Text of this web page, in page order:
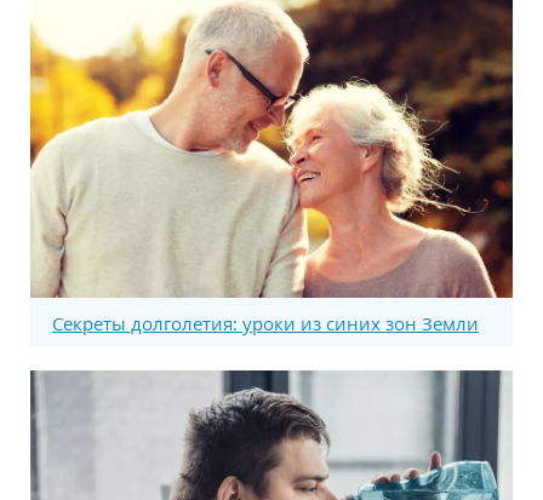
Секреты долголетия: уроки из синих зон Земли